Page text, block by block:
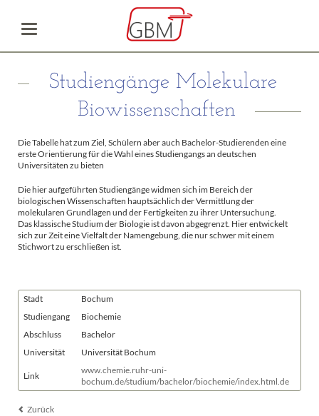
Studiengänge Molekulare
Biowissenschaften
Die Tabelle hat zum Ziel, Schülern aber auch Bachelor-Studierenden eine
erste Orientierung für die Wahl eines Studiengangs an deutschen
Universitäten zu bieten
Die hier aufgeführten Studiengänge widmen sich im Bereich der
biologischen Wissenschaften hauptsächlich der Vermittlung der
molekularen Grundlagen und der Fertigkeiten zu ihrer Untersuchung.
Das klassische Studium der Biologie ist davon abgegrenzt. Hier entwickelt
sich zur Zeit eine Vielfalt der Namengebung, die nur schwer mit einem
Stichwort zu erschließen ist.
Stadt
Bochum
Studiengang
Biochemie
Abschluss
Bachelor
Universität
Universität Bochum
Link
www.chemie.ruhr-uni-
bochum.de/studium/bachelor/biochemie/index.html.de
Zurück